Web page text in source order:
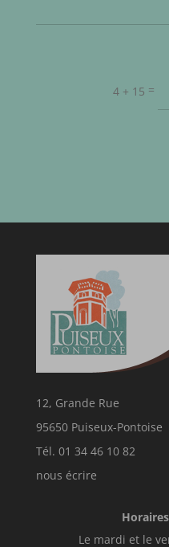
4 + 15 =
12, Grande Rue
95650 Puiseux-Pontoise
Tél. 01 34 46 10 82
nous écrire
Le mardi et le